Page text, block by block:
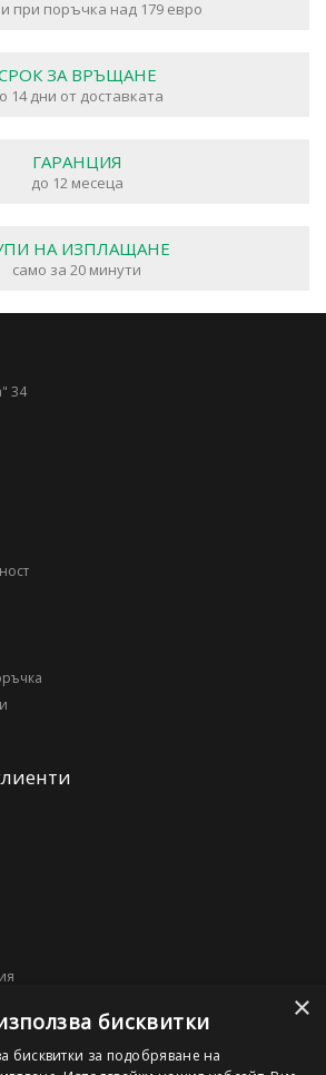
при поръчка над 179 евро
ЗА ВРЪЩАНЕ
14 дни от доставката
ГАРАНЦИЯ
до 12 месеца
НА ИЗПЛАЩАНЕ
само за 20 минути
34
×
бисквитки
бисквитки за подобряване на